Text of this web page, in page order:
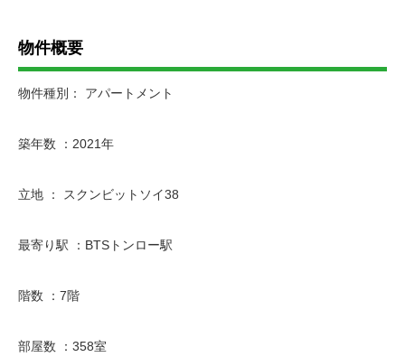
物件概要
物件種別： アパートメント
築年数 ：2021年
立地 ： スクンビットソイ38
最寄り駅 ：BTSトンロー駅
階数 ：7階
部屋数 ：358室